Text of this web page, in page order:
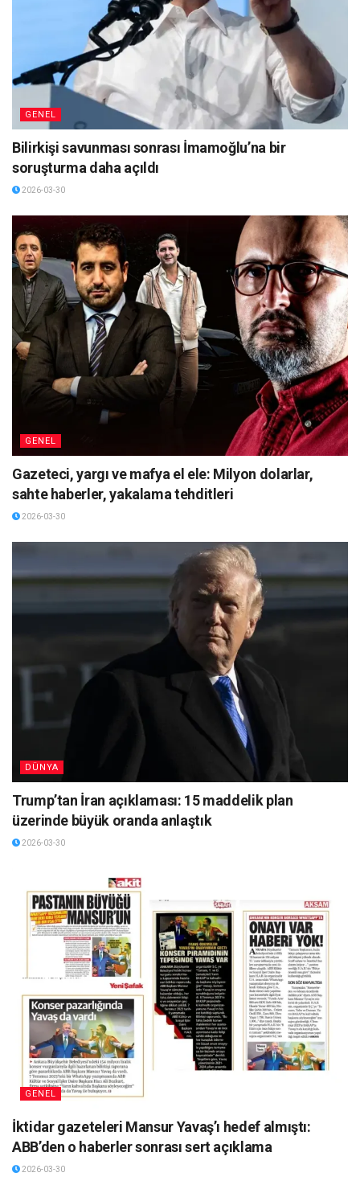
GENEL
Bilirkişi savunması sonrası İmamoğlu’na bir
soruşturma daha açıldı
2026-03-30
GENEL
Gazeteci, yargı ve mafya el ele: Milyon dolarlar,
sahte haberler, yakalama tehditleri
2026-03-30
DÜNYA
Trump’tan İran açıklaması: 15 maddelik plan
üzerinde büyük oranda anlaştık
2026-03-30
GENEL
İktidar gazeteleri Mansur Yavaş’ı hedef almıştı:
ABB’den o haberler sonrası sert açıklama
2026-03-30